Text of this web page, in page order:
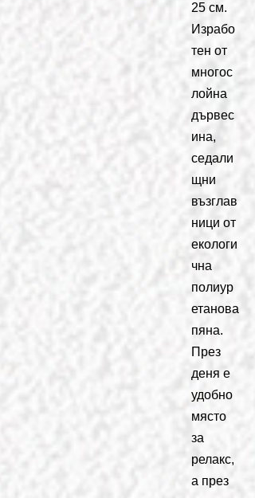
25 см.
Израбо
тен от
многос
лойна
дървес
ина,
седали
щни
възглав
ници от
екологи
чна
полиур
етанова
пяна.
През
деня е
удобно
място
за
релакс,
а през